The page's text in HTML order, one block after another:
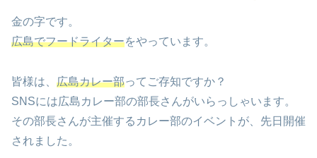
金の字です。
広島でフードライターをやっています。
皆様は、 広島カレー部ってご存知ですか？
SNSには広島カレー部の部長さんがいらっしゃいます。
その部長さんが主催するカレー部のイベントが、先日開催
されました。